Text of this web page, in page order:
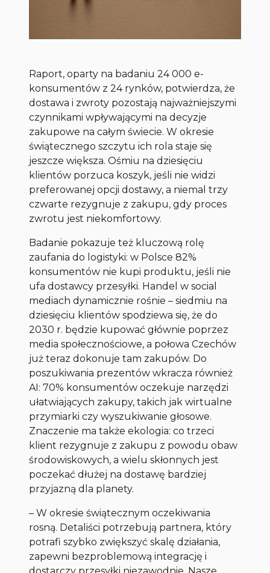
Raport, oparty na badaniu 24 000 e-
konsumentów z 24 rynków, potwierdza, że
dostawa i zwroty pozostają najważniejszymi
czynnikami wpływającymi na decyzje
zakupowe na całym świecie. W okresie
świątecznego szczytu ich rola staje się
jeszcze większa. Ośmiu na dziesięciu
klientów porzuca koszyk, jeśli nie widzi
preferowanej opcji dostawy, a niemal trzy
czwarte rezygnuje z zakupu, gdy proces
zwrotu jest niekomfortowy.
Badanie pokazuje też kluczową rolę
zaufania do logistyki: w Polsce 82%
konsumentów nie kupi produktu, jeśli nie
ufa dostawcy przesyłki. Handel w social
mediach dynamicznie rośnie – siedmiu na
dziesięciu klientów spodziewa się, że do
2030 r. będzie kupować głównie poprzez
media społecznościowe, a połowa Czechów
już teraz dokonuje tam zakupów. Do
poszukiwania prezentów wkracza również
AI: 70% konsumentów oczekuje narzędzi
ułatwiających zakupy, takich jak wirtualne
przymiarki czy wyszukiwanie głosowe.
Znaczenie ma także ekologia: co trzeci
klient rezygnuje z zakupu z powodu obaw
środowiskowych, a wielu skłonnych jest
poczekać dłużej na dostawę bardziej
przyjazną dla planety.
– W okresie świątecznym oczekiwania
rosną. Detaliści potrzebują partnera, który
potrafi szybko zwiększyć skalę działania,
zapewni bezproblemową integrację i